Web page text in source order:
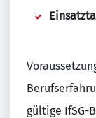
gültige IfSG-